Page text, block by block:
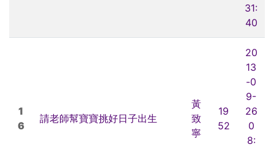
31:
40
1
6
請老師幫寶寶挑好日子出生
黃
致
寧
19
52
20
13
-0
9-
26
0
8: